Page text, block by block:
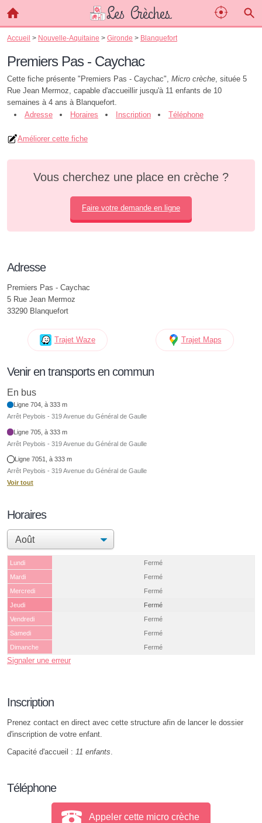
Accueil > Nouvelle-Aquitaine > Gironde > Blanquefort
Premiers Pas - Caychac
Cette fiche présente "Premiers Pas - Caychac", Micro crèche, située 5
Rue Jean Mermoz, capable d'accueillir jusqu'à 11 enfants de 10
semaines à 4 ans à Blanquefort.
Adresse
Horaires Inscription Téléphone
Améliorer cette fiche
Vous cherchez une place en crèche ?
Faire votre demande en ligne
Adresse
Premiers Pas - Caychac
5 Rue Jean Mermoz
33290 Blanquefort
Trajet Waze Trajet Maps
Venir en transports en commun
En bus
Ligne 704, à 333 m
Arrêt Peybois - 319 Avenue du Général de Gaulle
Ligne 705, à 333 m
Arrêt Peybois - 319 Avenue du Général de Gaulle
Ligne 7051, à 333 m
Arrêt Peybois - 319 Avenue du Général de Gaulle
Voir tout
Horaires
Lundi
Fermé
Mardi
Fermé
Mercredi
Fermé
Jeudi
Fermé
Vendredi
Fermé
Samedi
Fermé
Dimanche
Fermé
Signaler une erreur
Inscription
Prenez contact en direct avec cette structure afin de lancer le dossier
d'inscription de votre enfant.
Capacité d'accueil : 11 enfants
Téléphone
Appeler cette micro crèche